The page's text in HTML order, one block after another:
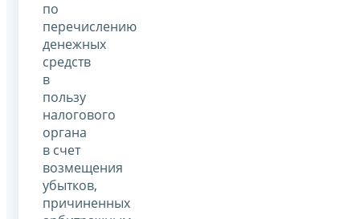
по
перечислению
денежных
средств
в
пользу
налогового
органа
в счет
возмещения
убытков,
причиненных